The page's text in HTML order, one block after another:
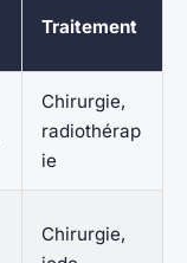
Traitement
Chirurgie,
radiothérap
ie
Chirurgie,